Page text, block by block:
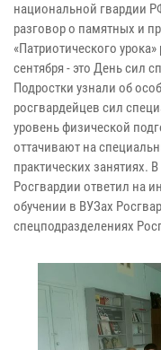
национальной гвардии
разговор о памятных и
«Патриотического
сентября - это День сил
Подростки узнали об
росгвардейцев сил
уровень физической
оттачивают на
практических занятиях.
Росгвардии ответил на
обучении в ВУЗах
спецподразделениях